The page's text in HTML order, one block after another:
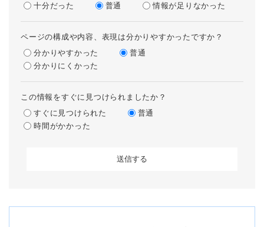
十分だった
普通 情報が足りなかった
ページの構成や内容、表現は分かりやすかったですか？
分かりやすかった
普通
分かりにくかった
この情報をすぐに見つけられましたか？
すぐに見つけられた
普通
時間がかかった